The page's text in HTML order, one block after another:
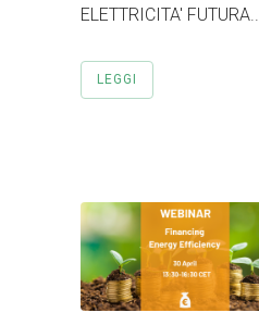
ELETTRICITA' FUTURA....
LEGGI